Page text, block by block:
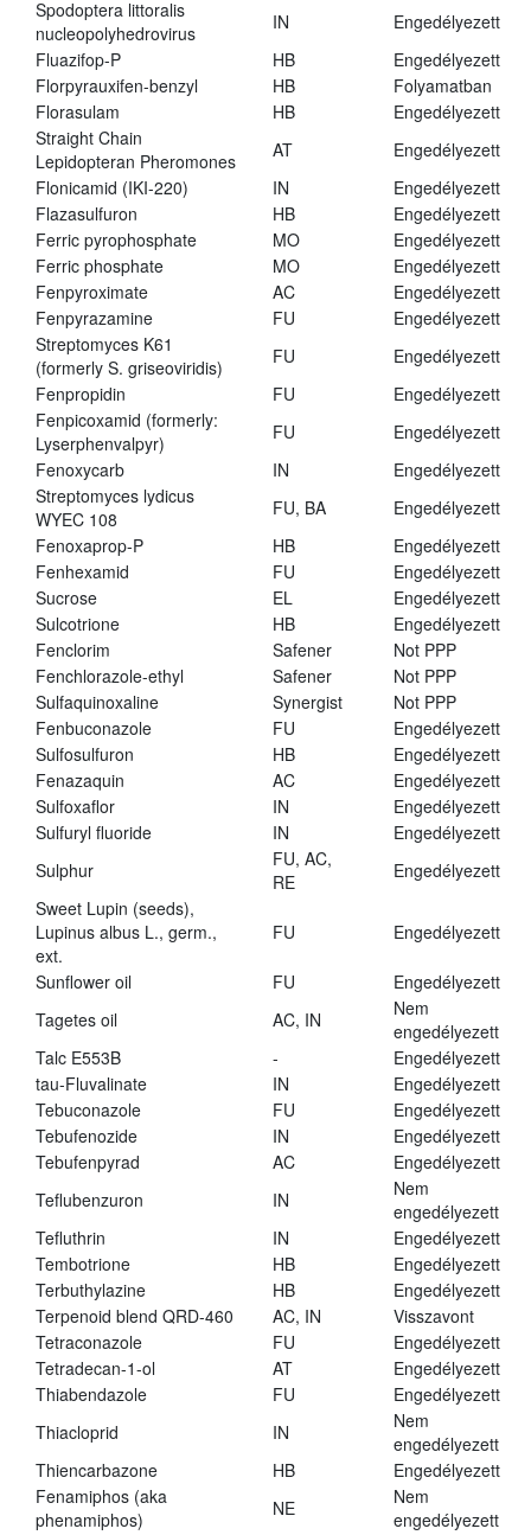
Spodoptera littoralis
nucleopolyhedrovirus
IN
Engedélyezett
Fluazifop-P
HB
Engedélyezett
Florpyrauxifen-benzyl
HB
Folyamatban
Florasulam
HB
Engedélyezett
Straight Chain
Lepidopteran Pheromones
AT
Engedélyezett
Flonicamid (IKI-220)
IN
Engedélyezett
Flazasulfuron
HB
Engedélyezett
Ferric pyrophosphate
MO
Engedélyezett
Ferric phosphate
MO
Engedélyezett
Fenpyroximate
AC
Engedélyezett
Fenpyrazamine
FU
Engedélyezett
Streptomyces K61
(formerly S. griseoviridis)
FU
Engedélyezett
Fenpropidin
FU
Engedélyezett
Fenpicoxamid (formerly:
Lyserphenvalpyr)
FU
Engedélyezett
Fenoxycarb
IN
Engedélyezett
Streptomyces lydicus
WYEC 108
FU, BA
Engedélyezett
Fenoxaprop-P
HB
Engedélyezett
Fenhexamid
FU
Engedélyezett
Sucrose
EL
Engedélyezett
Sulcotrione
HB
Engedélyezett
Fenclorim
Safener
Not PPP
Fenchlorazole-ethyl
Safener
Not PPP
Sulfaquinoxaline
Synergist
Not PPP
Fenbuconazole
FU
Engedélyezett
Sulfosulfuron
HB
Engedélyezett
Fenazaquin
AC
Engedélyezett
Sulfoxaflor
IN
Engedélyezett
Sulfuryl fluoride
IN
Engedélyezett
Sulphur
FU, AC,
RE
Engedélyezett
Sweet Lupin (seeds),
Lupinus albus L., germ.,
ext.
FU Engedélyezett
Sunflower oil FU
Engedélyezett
Tagetes oil
AC, IN
Nem
engedélyezett
Talc E553B
-
Engedélyezett
tau-Fluvalinate
IN
Engedélyezett
Tebuconazole
FU
Engedélyezett
Tebufenozide
IN
Engedélyezett
Tebufenpyrad
AC
Engedélyezett
Teflubenzuron
IN
Nem
engedélyezett
Tefluthrin
IN
Engedélyezett
Tembotrione
HB
Engedélyezett
Terbuthylazine
HB
Engedélyezett
Terpenoid blend QRD-460
AC, IN
Visszavont
Tetraconazole
FU
Engedélyezett
Tetradecan-1-ol
AT
Engedélyezett
Thiabendazole
FU
Engedélyezett
Thiacloprid
IN
Nem
engedélyezett
Thiencarbazone
HB
Engedélyezett
Fenamiphos (aka
phenamiphos)
NE
Nem
engedélyezett